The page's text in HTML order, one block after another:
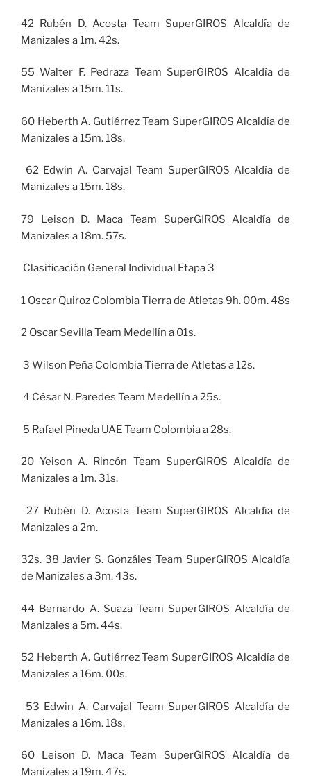
42 Rubén D. Acosta Team SuperGIROS Alcaldía de
Manizales a 1m. 42s.
55 Walter F. Pedraza Team SuperGIROS Alcaldía de
Manizales a 15m. 11s.
60 Heberth A. Gutiérrez Team SuperGIROS Alcaldía de
Manizales a 15m. 18s.
62 Edwin A. Carvajal Team SuperGIROS Alcaldía de
Manizales a 15m. 18s.
79 Leison D. Maca Team SuperGIROS Alcaldía de
Manizales a 18m. 57s.
Clasificación General Individual Etapa 3
1 Oscar Quiroz Colombia Tierra de Atletas 9h. 00m. 48s
2 Oscar Sevilla Team Medellín a 01s.
3 Wilson Peña Colombia Tierra de Atletas a 12s.
4 César N. Paredes Team Medellín a 25s.
5 Rafael Pineda UAE Team Colombia a 28s.
20 Yeison A. Rincón Team SuperGIROS Alcaldía de
Manizales a 1m. 31s.
27 Rubén D. Acosta Team SuperGIROS Alcaldía de
Manizales a 2m.
32s. 38 Javier S. Gonzáles Team SuperGIROS Alcaldía
de Manizales a 3m. 43s.
44 Bernardo A. Suaza Team SuperGIROS Alcaldía de
Manizales a 5m. 44s.
52 Heberth A. Gutiérrez Team SuperGIROS Alcaldía de
Manizales a 16m. 00s.
53 Edwin A. Carvajal Team SuperGIROS Alcaldía de
Manizales a 16m. 18s.
60 Leison D. Maca Team SuperGIROS Alcaldía de
Manizales a 19m. 47s.